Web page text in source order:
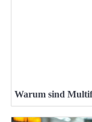
Warum sind